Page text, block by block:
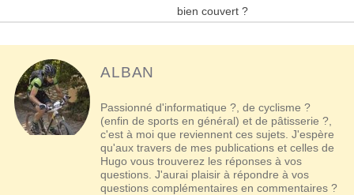
bien couvert ?
ALBAN
Passionné d'informatique ?, de cyclisme ?
(enfin de sports en général) et de pâtisserie ?,
c'est à moi que reviennent ces sujets. J'espère
qu'aux travers de mes publications et celles de
Hugo vous trouverez les réponses à vos
questions. J'aurai plaisir à répondre à vos
questions complémentaires en commentaires ?